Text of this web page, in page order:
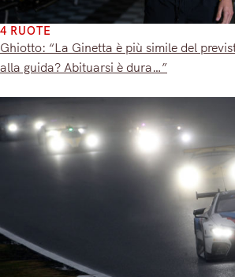
4 RUOTE
Ghiotto: “La Ginetta è più simile del
alla guida? Abituarsi è dura…”